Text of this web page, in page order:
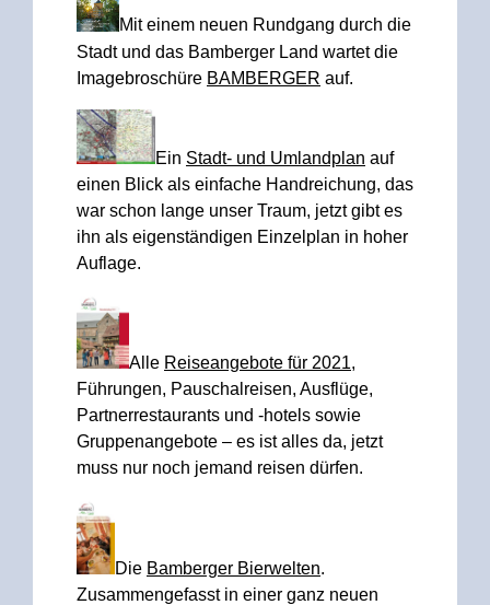
Mit einem neuen Rundgang durch die
Stadt und das Bamberger Land wartet die
Imagebroschüre BAMBERGER auf.
Ein Stadt- und Umlandplan auf
einen Blick als einfache Handreichung, das
war schon lange unser Traum, jetzt gibt es
ihn als eigenständigen Einzelplan in hoher
Auflage.
Alle Reiseangebote für 2021,
Führungen, Pauschalreisen, Ausflüge,
Partnerrestaurants und -hotels sowie
Gruppenangebote – es ist alles da, jetzt
muss nur noch jemand reisen dürfen.
Die Bamberger Bierwelten.
Zusammengefasst in einer ganz neuen